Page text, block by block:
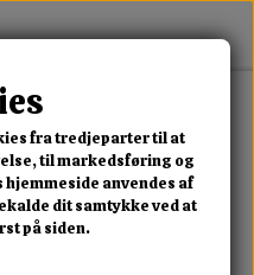
Shadow Sneaker
fra tredjeparter til at
til markedsføring og
anvendes af
dit samtykke ved at
på siden.